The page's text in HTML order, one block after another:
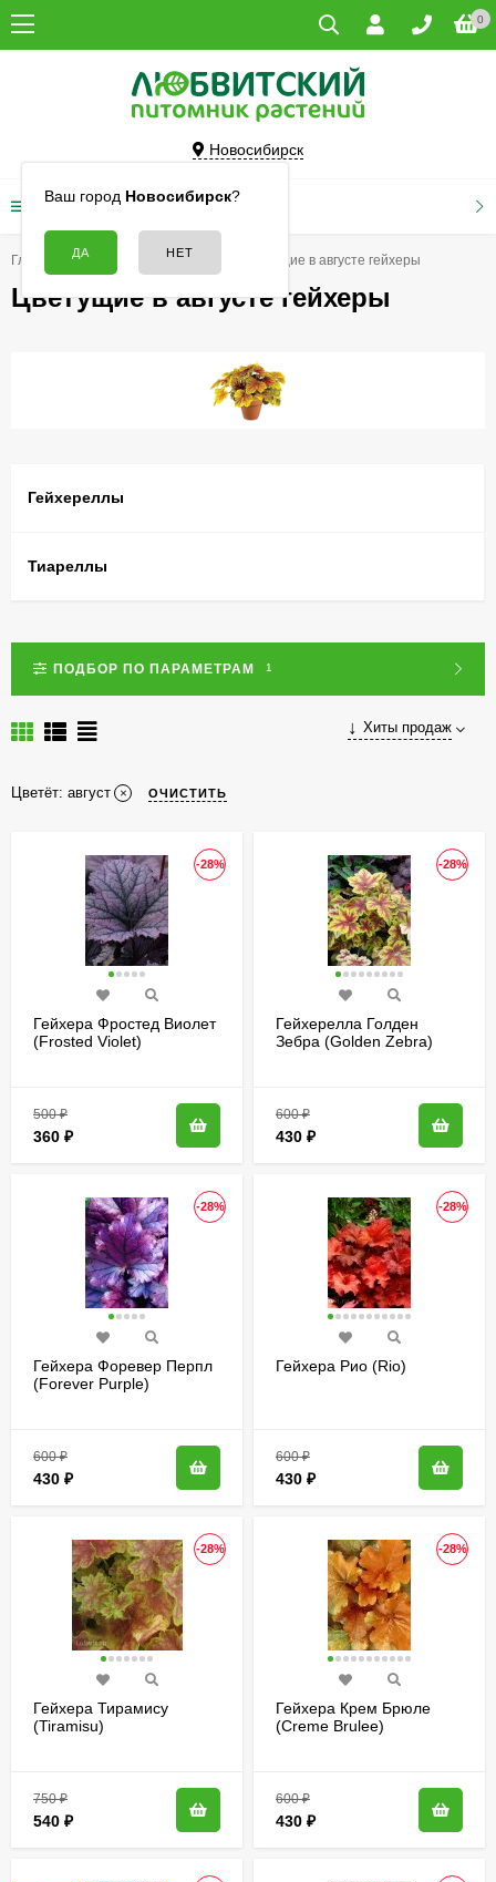
0
Новосибирск
Ваш город Новосибирск?
КАТАЛОГ ТОВАРОВ
Главная Гейхеры Цветущие в августе гейхеры
Цветущие в августе гейхеры
Гейхереллы
Тиареллы
ПОДБОР ПО ПАРАМЕТРАМ 1
Хиты продаж
Цветёт: август ОЧИСТИТЬ
-28%
Гейхера Фростед Виолет
(Frosted Violet)
500₽
360 ₽
-28%
Гейхерелла Голден
Зебра (Golden Zebra)
600₽
430 ₽
-28%
Гейхера Форевер Перпл
(Forever Purple)
600₽
430 ₽
-28%
Гейхера Рио (Rio)
600₽
430 ₽
-28%
Гейхера Тирамису
(Tiramisu)
750₽
540 ₽
-28%
Гейхера Крем Брюле
(Creme Brulee)
600₽
430 ₽